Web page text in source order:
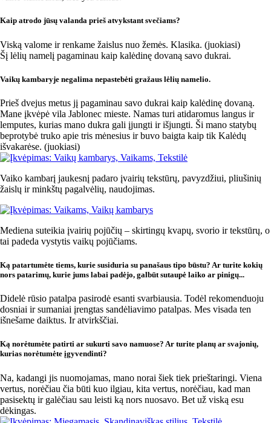
Kaip atrodo jūsų valanda prieš atvykstant svečiams?
Viską valome ir renkame žaislus nuo žemės. Klasika. (juokiasi)
Šį lėlių namelį pagaminau kaip kalėdinę dovaną savo dukrai.
Vaikų kambaryje negalima nepastebėti gražaus lėlių namelio.
Prieš dvejus metus jį pagaminau savo dukrai kaip kalėdinę dovaną.
Mane įkvėpė vila Jablonec mieste. Namas turi atidaromus langus ir
lemputes, kurias mano dukra gali įjungti ir išjungti. Ši mano statybų
beprotybė truko apie tris mėnesius ir buvo baigta kaip tik Kalėdų
išvakarėse. (juokiasi)
Vaiko kambarį jaukesnį padaro įvairių tekstūrų, pavyzdžiui, pliušinių
žaislų ir minkštų pagalvėlių, naudojimas.
Mediena suteikia įvairių pojūčių – skirtingų kvapų, svorio ir tekstūrų, o
tai padeda vystytis vaikų pojūčiams.
Ką patartumėte tiems, kurie susiduria su panašaus tipo būstu? Ar turite kokių
nors patarimų, kurie jums labai padėjo, galbūt sutaupė laiko ar pinigų...
Didelė rūsio patalpa pasirodė esanti svarbiausia. Todėl rekomenduoju
dosniai ir sumaniai įrengtas sandėliavimo patalpas. Mes visada ten
išnešame daiktus. Ir atvirkščiai.
Ką norėtumėte patirti ar sukurti savo namuose? Ar turite planų ar svajonių,
kurias norėtumėte įgyvendinti?
Na, kadangi jis nuomojamas, mano norai šiek tiek prieštaringi. Viena
vertus, norėčiau čia būti kuo ilgiau, kita vertus, norėčiau, kad man
pasisektų ir galėčiau sau leisti ką nors nuosavo. Bet už viską esu
dėkingas.